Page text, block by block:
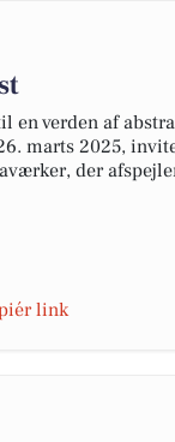
en verden af
marts 2025,
der
link